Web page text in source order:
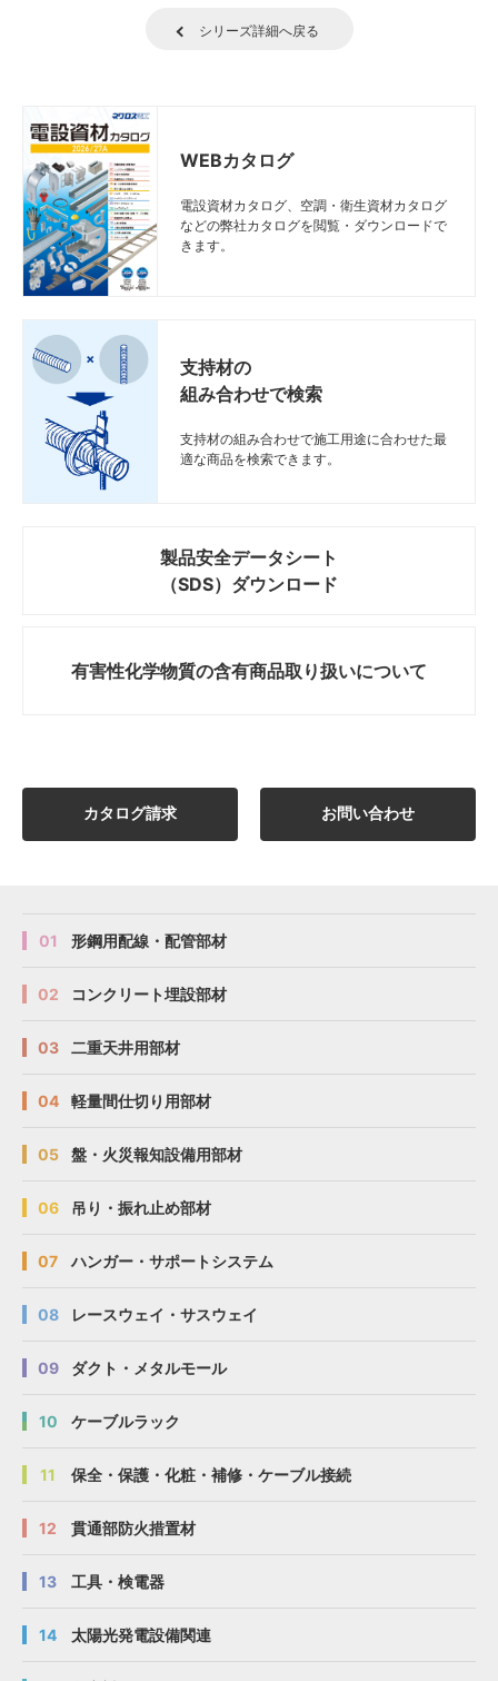
シリーズ詳細へ戻る
WEBカタログ
電設資材カタログ、空調・衛生資材カタログ
などの弊社カタログを閲覧・ダウンロードで
きます。
支持材の
組み合わせで検索
支持材の組み合わせで施工用途に合わせた最
適な商品を検索できます。
製品安全データシート
（SDS）ダウンロード
有害性化学物質の含有商品取り扱いについて
カタログ請求 お問い合わせ
01 形鋼用配線・配管部材
02 コンクリート埋設部材
03 二重天井用部材
04 軽量間仕切り用部材
05 盤・火災報知設備用部材
06 吊り・振れ止め部材
07 ハンガー・サポートシステム
08 レースウェイ・サスウェイ
09 ダクト・メタルモール
10 ケーブルラック
11 保全・保護・化粧・補修・ケーブル接続
12 貫通部防火措置材
13 工具・検電器
14 太陽光発電設備関連